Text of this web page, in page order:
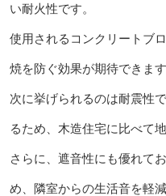
い耐火性です。
使用されるコンクリートブ
焼を防ぐ効果が期待できます
次に挙げられるのは耐震性
るため、木造住宅に比べて
さらに、遮音性にも優れて
め、隣室からの生活音を軽